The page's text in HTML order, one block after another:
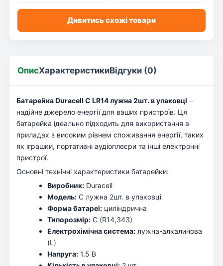
Дивитись схожі товари
ОписХарактеристикиВідгуки (0)
Батарейка Duracell C LR14 лужна 2шт. в упаковці –
надійне джерело енергії для ваших пристроїв. Ця
батарейка ідеально підходить для використання в
приладах з високим рівнем споживання енергії, таких
як іграшки, портативні аудіоплеєри та інші електронні
пристрої.
Основні технічні характеристики батарейки:
Виробник: Duracell
Модель: C лужна 2шт. в упаковці
Форма батареї: циліндрична
Типорозмір: C (R14,343)
Електрохімічна система: лужна-алкалинова
(L)
Напруга: 1.5 В